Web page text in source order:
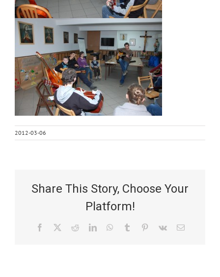
2012-03-06
Share This Story, Choose Your
Platform!
Facebook RedditLinkedInWhatsApp
Tumblr Pinterest
Vk Email